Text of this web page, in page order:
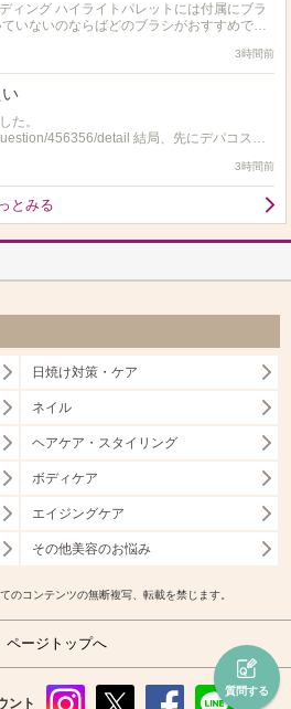
ィング ハイライトパレットには付属にブラ
いないのならばどのブラシがおすすめです
3時間前
た。
detail 結局、先にデパコスで
3時間前
とみる
質問する
日焼け対策・ケア
ネイル
ヘアケア・スタイリング
ボディケア
エイジングケア
その他美容のお悩み
のコンテンツの無断複写、転載を禁じます。
ページトップへ
ント